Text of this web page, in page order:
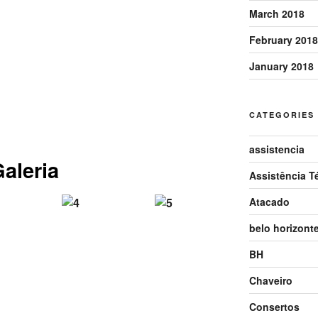
March 2018
February 2018
January 2018
CATEGORIES
assistencia
Assistência
Atacado
belo
BH
Chaveiro
Consertos